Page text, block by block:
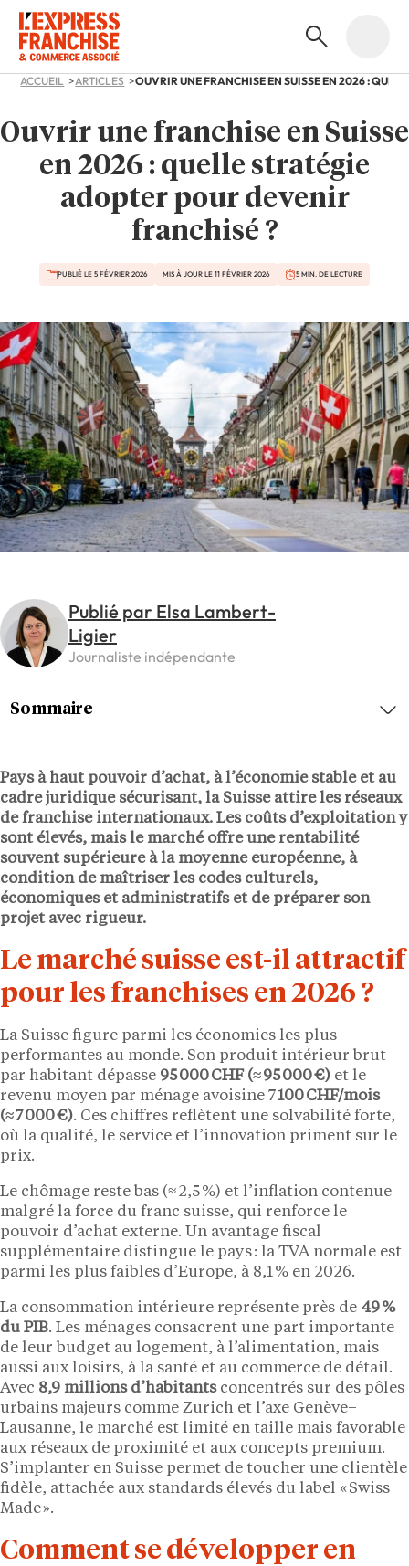
ACCUEIL ARTICLES
Ouvrir une franchise en Suisse
en 2026 : quelle stratégie
adopter pour devenir
franchisé ?
PUBLIÉ LE 5 FÉVRIER 2026 MIS À JOUR LE 11 FÉVRIER 2026 5 MIN. DE LECTURE
Publié par Elsa Lambert-
Ligier
Journaliste indépendante
Pays à haut pouvoir d’achat, à l’économie stable et au
cadre juridique sécurisant, la Suisse attire les réseaux
de franchise internationaux. Les coûts d’exploitation y
sont élevés, mais le marché offre une rentabilité
souvent supérieure à la moyenne européenne, à
condition de maîtriser les codes culturels,
économiques et administratifs et de préparer son
projet avec rigueur.
Le marché suisse est-il attractif
pour les franchises en 2026 ?
La Suisse figure parmi les économies les plus
performantes au monde. Son produit intérieur brut
par habitant dépasse 95 000 CHF (≈ 95 000 €) et le
revenu moyen par ménage avoisine 7100 CHF/mois
(≈ 7 000 €). Ces chiffres reflètent une solvabilité forte,
où la qualité, le service et l’innovation priment sur le
prix.
Le chômage reste bas (≈ 2,5 %) et l’inflation contenue
malgré la force du franc suisse, qui renforce le
pouvoir d’achat externe. Un avantage fiscal
supplémentaire distingue le pays : la TVA normale est
parmi les plus faibles d’Europe, à 8,1 % en 2026.
La consommation intérieure représente près de 49 %
du PIB. Les ménages consacrent une part importante
de leur budget au logement, à l’alimentation, mais
aussi aux loisirs, à la santé et au commerce de détail.
Avec 8,9 millions d’habitants concentrés sur des pôles
urbains majeurs comme Zurich et l’axe Genève–
Lausanne, le marché est limité en taille mais favorable
aux réseaux de proximité et aux concepts premium.
S’implanter en Suisse permet de toucher une clientèle
fidèle, attachée aux standards élevés du label « Swiss
Made ».
Comment se développer en
Sommaire